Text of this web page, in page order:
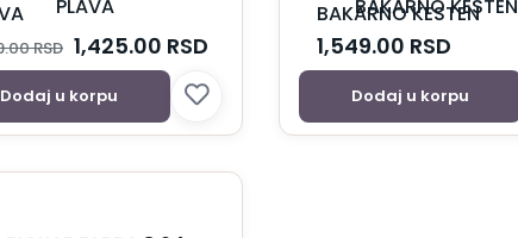
RSD 1,425.00 RSD
Dodaj u korpu
BAKARNO KESTEN
1,549.00 RSD
Dodaj u korpu